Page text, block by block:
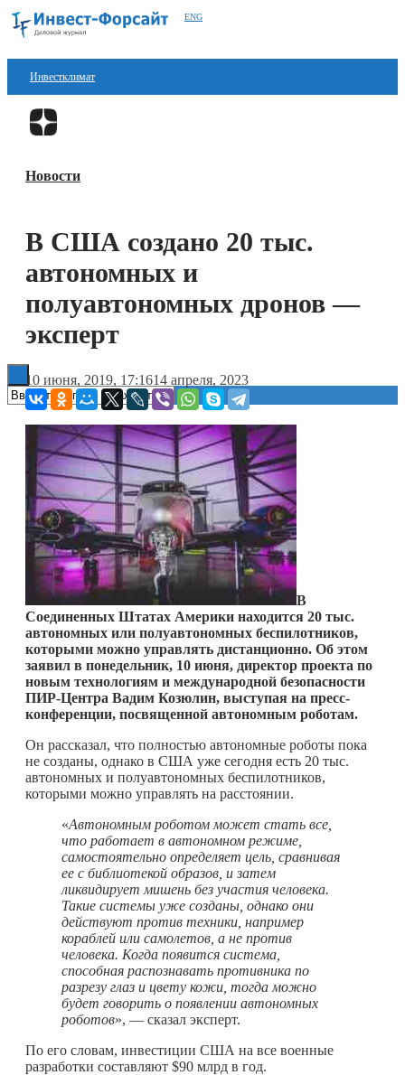
ENG
Инвестклимат
Финансы
Блокчейн
Книги
Новости
В США создано 20 тыс.
автономных и
полуавтономных дронов —
эксперт
10 июня, 2019, 17:1614 апреля, 2023
В
Соединенных Штатах Америки находится 20 тыс.
автономных или полуавтономных беспилотников,
которыми можно управлять дистанционно. Об этом
заявил в понедельник, 10 июня, директор проекта по
новым технологиям и международной безопасности
ПИР-Центра Вадим Козюлин, выступая на пресс-
конференции, посвященной автономным роботам.
Он рассказал, что полностью автономные роботы пока
не созданы, однако в США уже сегодня есть 20 тыс.
автономных и полуавтономных беспилотников,
которыми можно управлять на расстоянии.
«Автономным роботом может стать все,
что работает в автономном режиме,
самостоятельно определяет цель, сравнивая
ее с библиотекой образов, и затем
ликвидирует мишень без участия человека.
Такие системы уже созданы, однако они
действуют против техники, например
кораблей или самолетов, а не против
человека. Когда появится система,
способная распознавать противника по
разрезу глаз и цвету кожи, тогда можно
будет говорить о появлении автономных
роботов», — сказал эксперт.
По его словам, инвестиции США на все военные
разработки составляют $90 млрд в год.